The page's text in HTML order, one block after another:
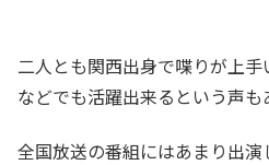
二人とも関西出身で喋りが上
などでも活躍出来るという声も
全国放送の番組にはあまり出